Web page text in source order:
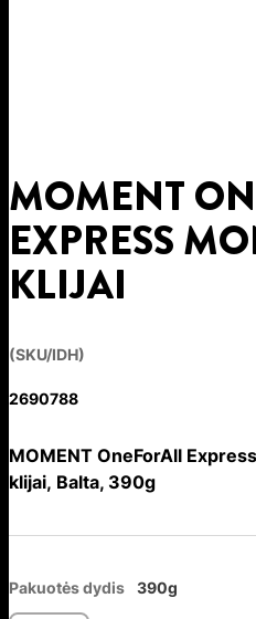
MOMENT
EXPRESS
KLIJAI
(SKU/IDH)
2690788
MOMENT OneForAll
klijai, Balta, 390g
Pakuotės dydis 390g